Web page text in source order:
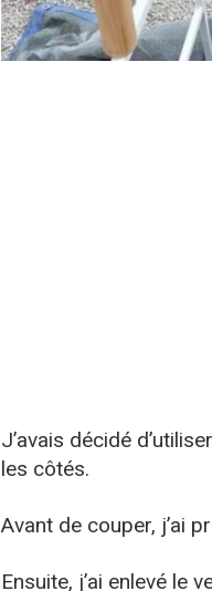
J’avais décidé
les côtés.
Avant de couper, j’ai
Ensuite, j’ai enlevé le